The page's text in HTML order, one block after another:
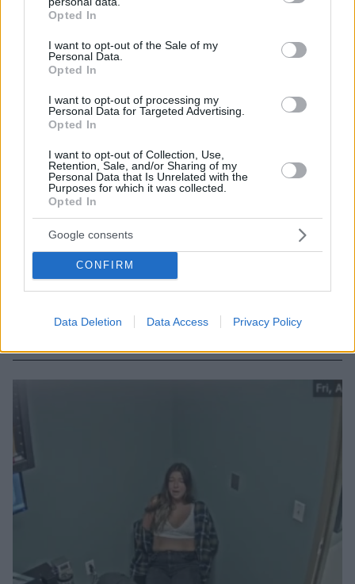
grant or deny consent to Google and its third-party tags to
use your data for below specified purposes in below Google
consent section.
Opted In
I want to opt-out of the Sale of my
Personal Data.
Opted In
I want to opt-out of processing my
Personal Data for Targeted Advertising.
Opted In
I want to opt-out of Collection, Use,
Retention, Sale, and/or Sharing of my
Personal Data that Is Unrelated with the
Purposes for which it was collected.
Opted In
Google consents
CONFIRM
Data Deletion Data Access Privacy Policy
κάτω από τη Γη και αλλάζει όσα γνωρίζαμε για τη